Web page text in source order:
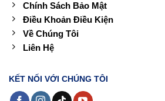
Chính Sách Bảo Mật
Điều Khoản Điều Kiện
Về Chúng Tôi
Liên Hệ
KẾT NỐI VỚI CHÚNG TÔI